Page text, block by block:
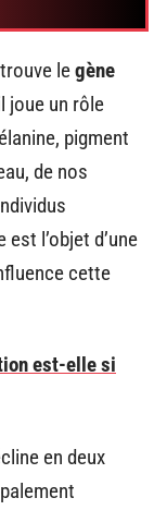
legène
joue un rôle
pigment
de nos
est l’objet d’une
cette
est-elle si
en deux